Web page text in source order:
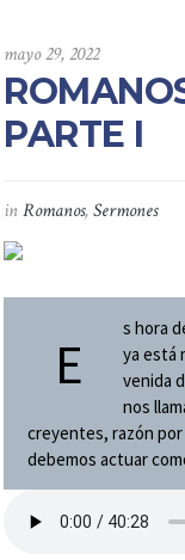
mayo 29, 2022
PARTE I
inRomanos,Sermones
E
s hora
ya está
venida
nos
creyentes, razón
debemos actuar